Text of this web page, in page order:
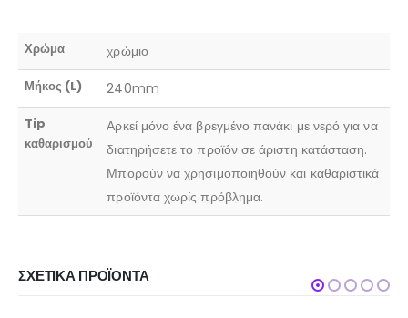
Χρώμα χρώμιο
Μήκος (L) 240mm
Tip
καθαρισμού
Αρκεί μόνο ένα βρεγμένο πανάκι με νερό για να
διατηρήσετε το προϊόν σε άριστη κατάσταση.
Μπορούν να χρησιμοποιηθούν και καθαριστικά
προϊόντα χωρίς πρόβλημα.
ΣΧΕΤΙΚΆ ΠΡΟΪΌΝΤΑ